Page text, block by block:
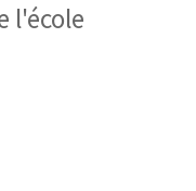
l'école